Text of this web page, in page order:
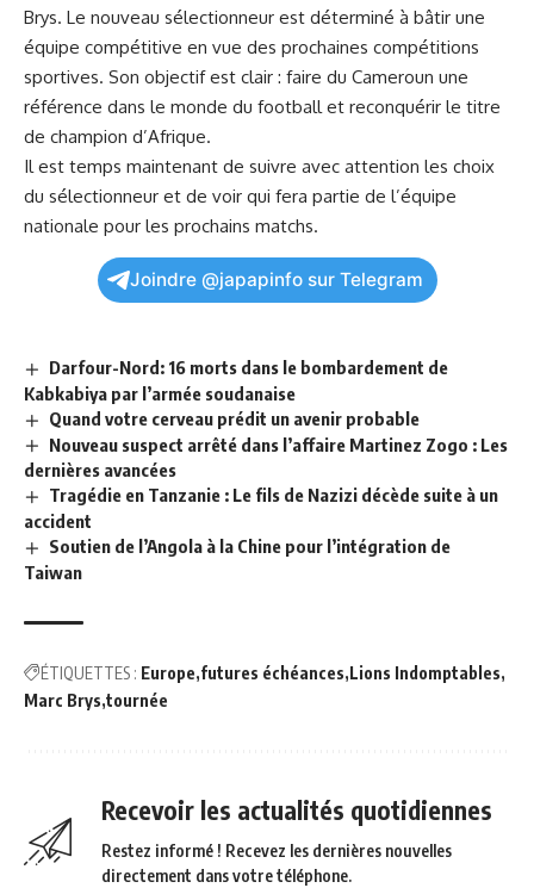
Brys. Le⁣ nouveau sélectionneur est déterminé à bâtir une
équipe compétitive en vue des prochaines compétitions⁤
sportives. Son objectif est clair : ⁢faire du ​Cameroun une
référence dans le monde du football et reconquérir le titre
de champion d’Afrique.
Il est temps maintenant de suivre avec attention les⁤ choix
du sélectionneur et ​de⁣ voir qui fera⁢ partie de l’équipe
nationale pour les prochains matchs.
Joindre @japapinfo sur Telegram
Darfour-Nord: 16 morts dans le bombardement de
Kabkabiya par l’armée soudanaise
Quand votre cerveau prédit un avenir probable
Nouveau suspect arrêté dans l’affaire Martinez Zogo : Les
dernières avancées
Tragédie en Tanzanie : Le fils de Nazizi décède suite à un
accident
Soutien de l’Angola à la Chine pour l’intégration de
Taiwan
ÉTIQUETTES : Europe futures échéances Lions Indomptables
Marc Brys tournée
Recevoir les actualités quotidiennes
Restez informé ! Recevez les dernières nouvelles
directement dans votre téléphone.